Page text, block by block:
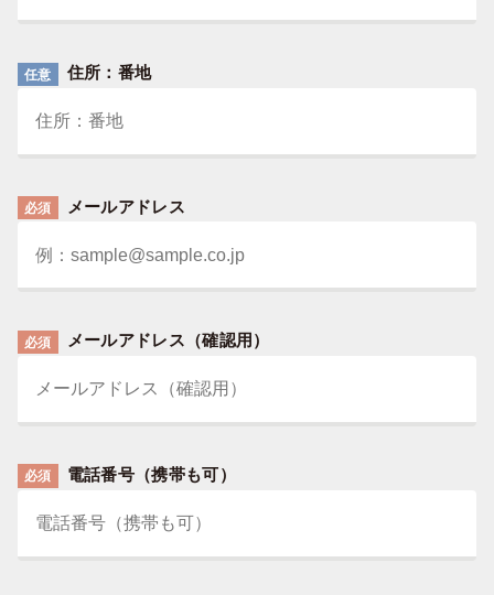
任意 住所：番地
必須 メールアドレス
必須 メールアドレス（確認用）
必須 電話番号（携帯も可）